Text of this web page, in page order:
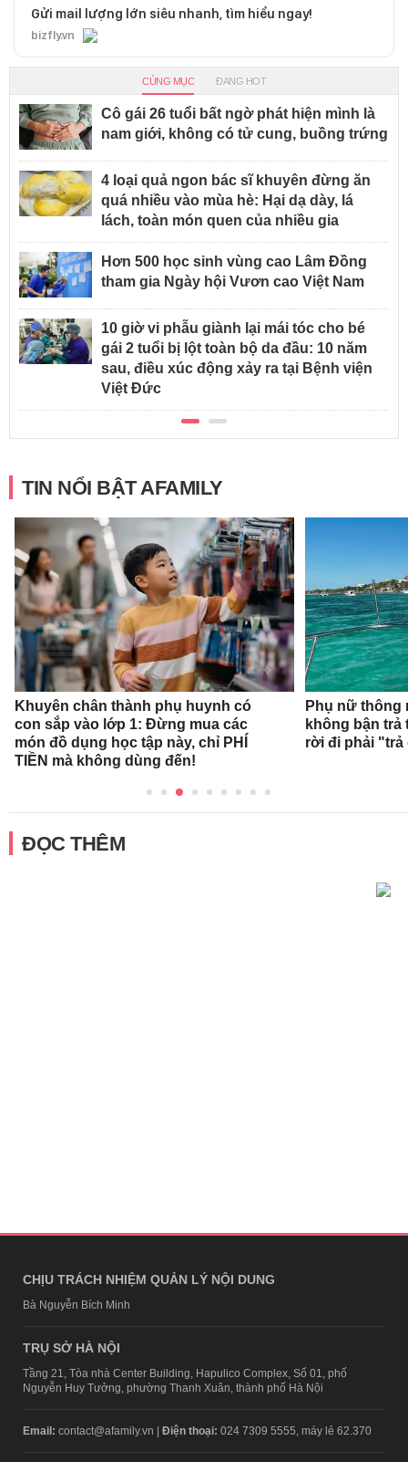
Gửi mail lượng lớn siêu nhanh, tìm hiểu ngay!
bizfly.vn
CÙNG MỤC ĐANG HOT
Cô gái 26 tuổi bất ngờ phát hiện mình là
nam giới, không có tử cung, buồng trứng
4 loại quả ngon bác sĩ khuyên đừng ăn
quá nhiều vào mùa hè: Hại dạ dày, lá
lách, toàn món quen của nhiều gia
Hơn 500 học sinh vùng cao Lâm Đồng
tham gia Ngày hội Vươn cao Việt Nam
10 giờ vi phẫu giành lại mái tóc cho bé
gái 2 tuổi bị lột toàn bộ da đầu: 10 năm
sau, điều xúc động xảy ra tại Bệnh viện
Việt Đức
TIN NỔI BẬT AFAMILY
Khuyên chân thành phụ huynh có
con sắp vào lớp 1: Đừng mua các
món đồ dụng học tập này, chỉ PHÍ
TIỀN mà không dùng đến!
Phụ nữ thông
không bận
rời đi phải "trả
ĐỌC THÊM
CHỊU TRÁCH NHIỆM QUẢN LÝ NỘI DUNG
Bà Nguyễn Bích Minh
TRỤ SỞ HÀ NỘI
Tầng 21, Tòa nhà Center Building, Hapulico Complex, Số 01, phố
Nguyễn Huy Tưởng, phường Thanh Xuân, thành phố Hà Nội
Email: contact@afamily.vn | Điện thoại: 024 7309 5555, máy lẻ 62.370